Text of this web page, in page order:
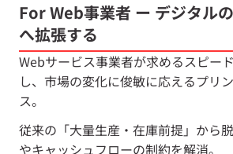
For Web事業者 ー デジタル
へ拡張する
Webサービス事業者が求めるスピー
し、市場の変化に俊敏に応えるプリ
ス。
従来の「大量生産・在庫前提」から
やキャッシュフローの制約を解消。